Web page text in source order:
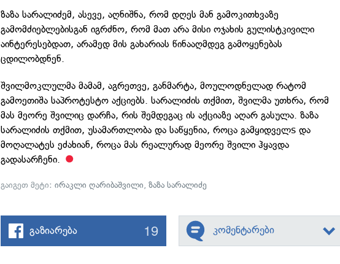
ზაზა სარალიძემ, ასევე, აღნიშნა, რომ დღეს მან გამოკითხვაზე
გამომძიებლებისგან იგრძნო, რომ მათ არა მისი ოჯახის გულისტკივილი
აინტერესებდათ, არამედ მის გახარიას წინააღმდეგ გამოყენებას
ცდილობდნენ.
შვილმოკლულმა მამამ, აგრეთვე, განმარტა, მოულოდნელად რატომ
გამოეთიშა საპროტესტო აქციებს. სარალიძის თქმით, შვილმა უთხრა, რომ
მას მეორე შვილიც დარჩა, რის შემდეგაც ის აქციაზე აღარ გასულა. ზაზა
სარალიძის თქმით, უსამართლობა და საწყენია, როცა გამყიდველs და
მოღალატეს ეძახიან, როცა მას რეალურად მეორე შვილი ჰყავდა
გადასარჩენი.
გაიგეთ მეტი:ირაკლი ღარიბაშვილი,ზაზა სარალიძე
გაზიარება 19 კომენტარები